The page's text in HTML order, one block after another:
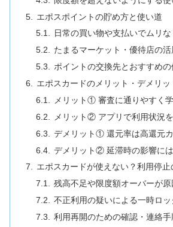
エポスポイントの貯め方と使い道
日常の買い物や支払いでムリな
たまるマーケット・優待店の
ポイントの交換先とおすすめ
エポスカードのメリット・デメリッ
メリット① 審査に通りやすく
メリット② アプリで利用状況
デメリット① 還元率は高還元
デメリット② 延滞時の影響に
エポスカードが使えない？利用停止
残高不足や限度額オーバーが原
不正利用の疑いによる一時ロッ
利用再開のための確認・連絡手